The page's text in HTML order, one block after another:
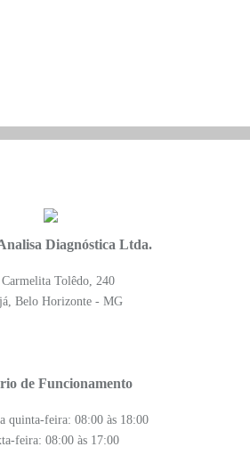
Diagnóstica Ltda.
Tolêdo, 240
Belo Horizonte - MG
de Funcionamento
quinta-feira: 08:00 às 18:00
feira: 08:00 às 17:00